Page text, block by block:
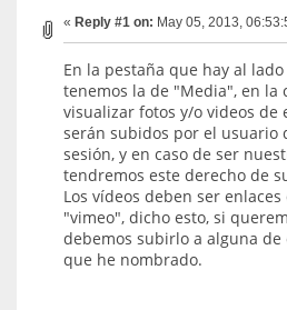
« Reply #1 on: May 05, 2013,
En la pestaña que hay al
tenemos la de "Media", en la
visualizar fotos y/o videos de
serán subidos por el usuario
sesión, y en caso de ser
tendremos este derecho de
Los vídeos deben ser
"vimeo", dicho esto, si
debemos subirlo a alguna
que he nombrado.